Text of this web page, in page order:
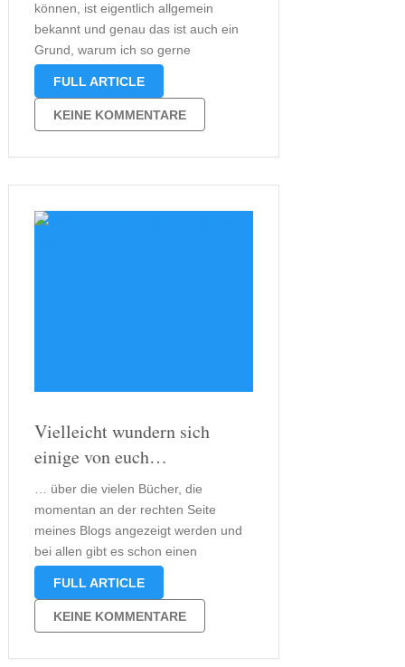
können, ist eigentlich allgemein
bekannt und genau das ist auch ein
Grund, warum ich so gerne
kulinarische Krimis lese. Auf den
die Adelbert-Bietigheim-Reihe von
Carsten Sebastian Henn las. Nun
jedoch wollte ich mir auch einmal
FULL ARTICLE
KEINE KOMMENTARE
Vielleicht wundern sich
einige von euch…
… über die vielen Bücher, die
momentan an der rechten Seite
meines Blogs angezeigt werden und
bei allen gibt es schon einen
Seitenangabe irgendwo mitten im
in den letzten Wochen immer mal
wieder Bücher angefangen habe zu
lesen, sie …
FULL ARTICLE
KEINE KOMMENTARE